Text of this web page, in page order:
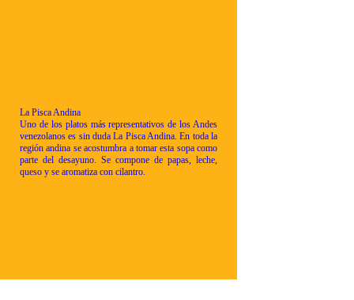
La Pisca Andina
Uno de los platos más representativos de los Andes
venezolanos es sin duda La Pisca Andina. En toda la
región andina se acostumbra a tomar esta sopa como
parte del desayuno. Se compone de papas, leche,
queso y se aromatiza con cilantro.